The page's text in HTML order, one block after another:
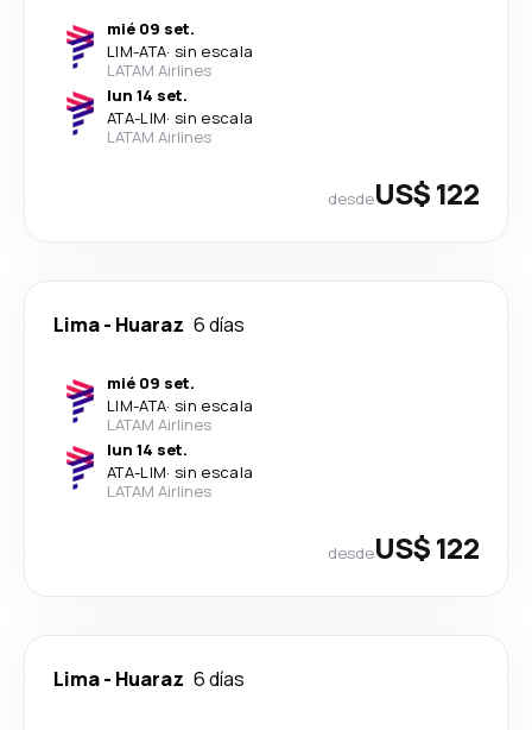
mié 09 set.
LIM-ATA· sin escala
LATAM Airlines
lun 14 set.
ATA-LIM· sin escala
LATAM Airlines
desdeUS$ 122
Lima- Huaraz 6 días
mié 09 set.
LIM-ATA· sin escala
LATAM Airlines
lun 14 set.
ATA-LIM· sin escala
LATAM Airlines
desdeUS$ 122
Lima- Huaraz 6 días